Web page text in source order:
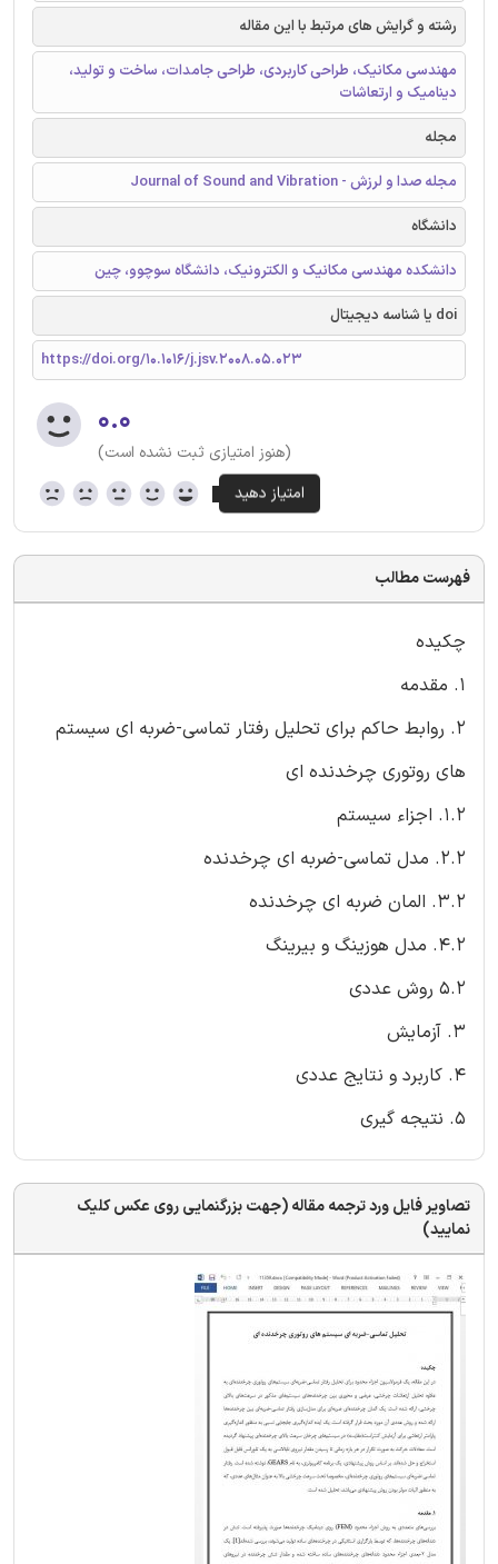
رشته و گرایش های مرتبط با این مقاله
مهندسی مکانیک، طراحی کاربردی، طراحی جامدات، ساخت و تولید،
دینامیک و ارتعاشات
مجله
مجله صدا و لرزش - Journal of Sound and Vibration
دانشگاه
دانشکده مهندسی مکانیک و الکترونیک، دانشگاه سوچوو، چین
doi یا شناسه دیجیتال
https://doi.org/10.1016/j.jsv.2008.05.023
۰.۰
(هنوز امتیازی ثبت نشده است)
فهرست مطالب
چکیده
1. مقدمه
2. روابط حاکم برای تحلیل رفتار تماسی-ضربه ای سیستم
های روتوری چرخدنده ای
1.2. اجزاء سیستم
2.2. مدل تماسی-ضربه ای چرخدنده
3.2. المان ضربه ای چرخدنده
4.2. مدل هوزینگ و بیرینگ
5.2 روش عددی
3. آزمایش
4. کاربرد و نتایج عددی
5. نتیجه گیری
تصاویر فایل ورد ترجمه مقاله (جهت بزرگنمایی روی عکس کلیک
نمایید)